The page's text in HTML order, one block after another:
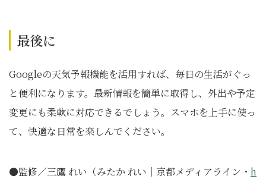
最後に
Googleの天気予報機能を活用すれば、毎日の生活がぐっ
と便利になります。最新情報を簡単に取得し、外出や予定
変更にも柔軟に対応できるでしょう。スマホを上手に使っ
て、快適な日常を楽しんでください。
●監修／三鷹 れい（みたか れい｜京都メディアライン・ h